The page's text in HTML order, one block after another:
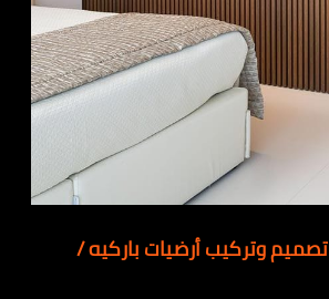
تصميم وتركيب أرضيات باركيه/